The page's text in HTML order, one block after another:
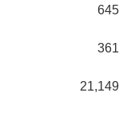
645
361
21,149